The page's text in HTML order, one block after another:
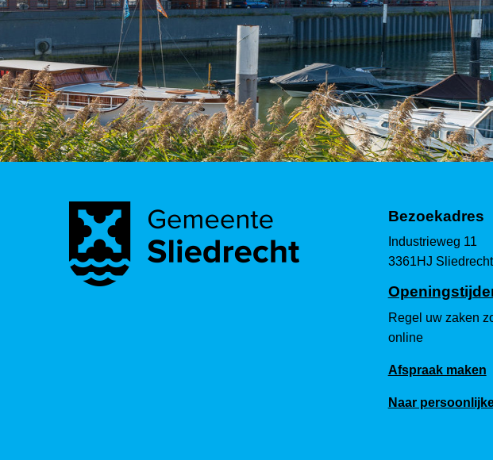
Bezoekadres
Industrieweg 11
3361HJ Sliedrecht
Regel uw zaken
online
Afspraak maken
Naar